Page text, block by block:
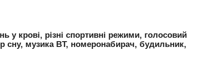
у крові, різні спортивні режими, голосовий
сну, музика BT, номеронабирач, будильник,